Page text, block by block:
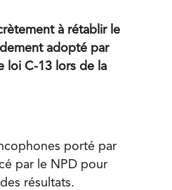
à rétablir le
adopté par
loi C-13 lors de la
porté par
par le NPD pour
résultats.